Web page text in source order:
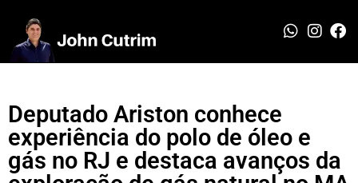
Deputado Ariston conhece
experiência do polo de óleo e
gás no RJ e destaca avanços da